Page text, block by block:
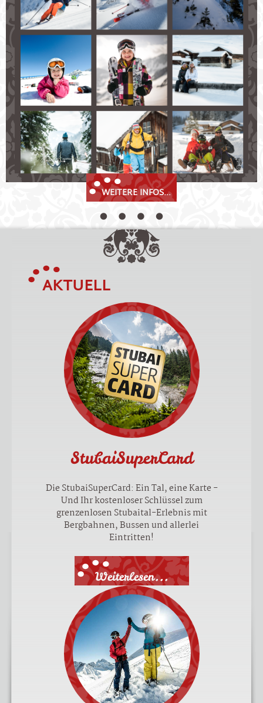
Wintersportparadies!
Skifahrer und Snowboarder finden Pisten und
Hänge für Profis und Anfänger.
Auf Langläufer warten in Fulpmes und Neustift
bestens präparierte Pisten.
Freuen Sie sich auf rasante Rodelbahnen
und tiefverschneite Schneeschuh- und
Winterwanderwege!
WEITERE INFOS...
AKTUELL
StubaiSuperCard
Die StubaiSuperCard: Ein Tal, eine Karte -
Und Ihr kostenloser Schlüssel zum
grenzenlosen Stubaital-Erlebnis mit
Bergbahnen, Bussen und allerlei
Eintritten!
Weiterlesen...